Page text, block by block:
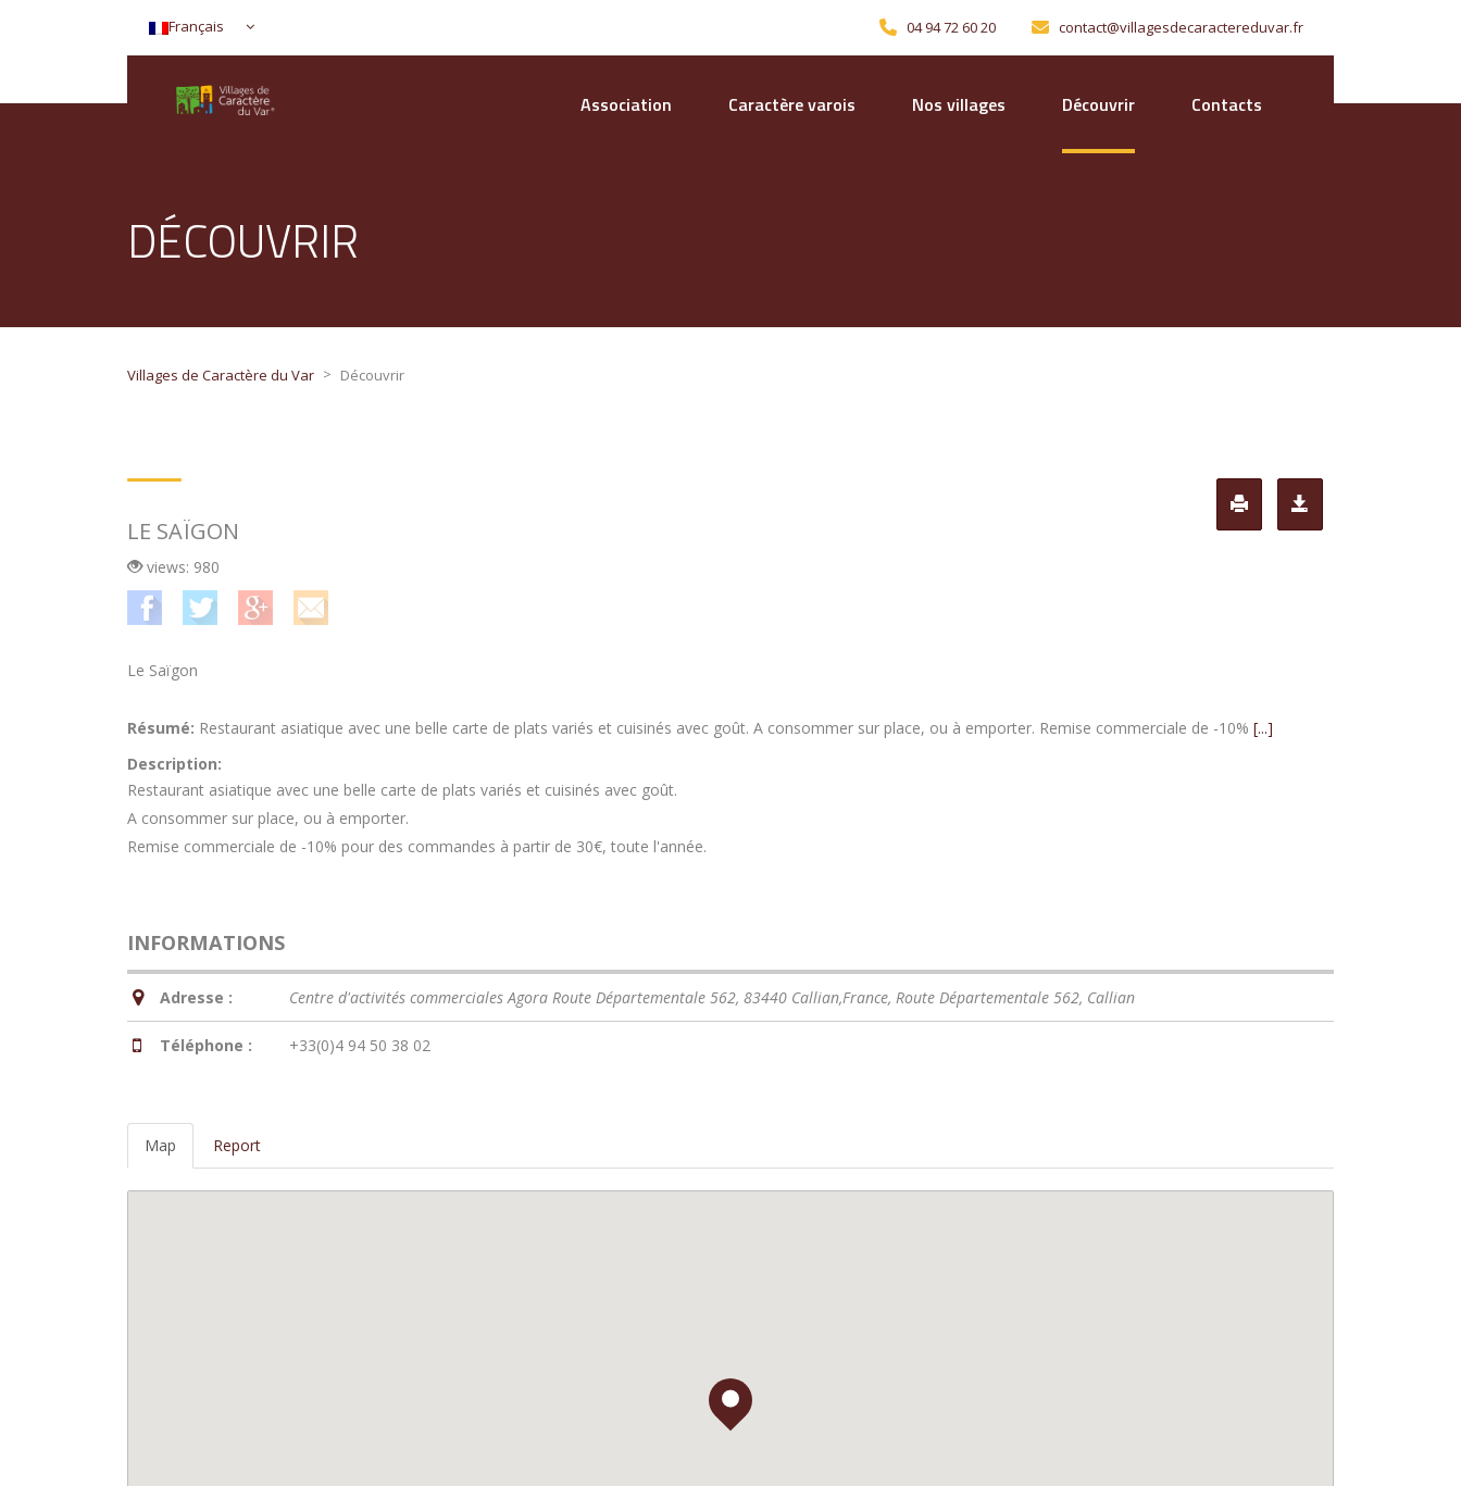
Français 04 94 72 60 20 contact@villagesdecaractereduvar.fr
Association Caractère varois Nos villages Découvrir Contacts
DÉCOUVRIR
Villages de Caractère du Var > Découvrir
LE SAÏGON
views: 980
Le Saïgon
Résumé: Restaurant asiatique avec une belle carte de plats variés et cuisinés avec goût. A consommer sur place, ou à emporter. Remise commerciale de -10% [...]
Description:
Restaurant asiatique avec une belle carte de plats variés et cuisinés avec goût.
A consommer sur place, ou à emporter.
Remise commerciale de -10% pour des commandes à partir de 30€, toute l'année.
INFORMATIONS
Adresse : Centre d'activités commerciales Agora Route Départementale 562, 83440 Callian,France, Route Départementale 562, Callian
Téléphone : +33(0)4 94 50 38 02
Map Report